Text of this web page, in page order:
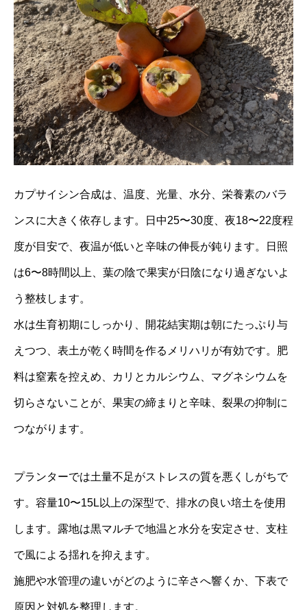
カプサイシン合成は、温度、光量、水分、栄養素のバラ
ンスに大きく依存します。日中25〜30度、夜18〜22度程
度が目安で、夜温が低いと辛味の伸長が鈍ります。日照
は6〜8時間以上、葉の陰で果実が日陰になり過ぎないよ
う整枝します。
水は生育初期にしっかり、開花結実期は朝にたっぷり与
えつつ、表土が乾く時間を作るメリハリが有効です。肥
料は窒素を控えめ、カリとカルシウム、マグネシウムを
切らさないことが、果実の締まりと辛味、裂果の抑制に
つながります。
プランターでは土量不足がストレスの質を悪くしがちで
す。容量10〜15L以上の深型で、排水の良い培土を使用
します。露地は黒マルチで地温と水分を安定させ、支柱
で風による揺れを抑えます。
施肥や水管理の違いがどのように辛さへ響くか、下表で
原因と対処を整理します。